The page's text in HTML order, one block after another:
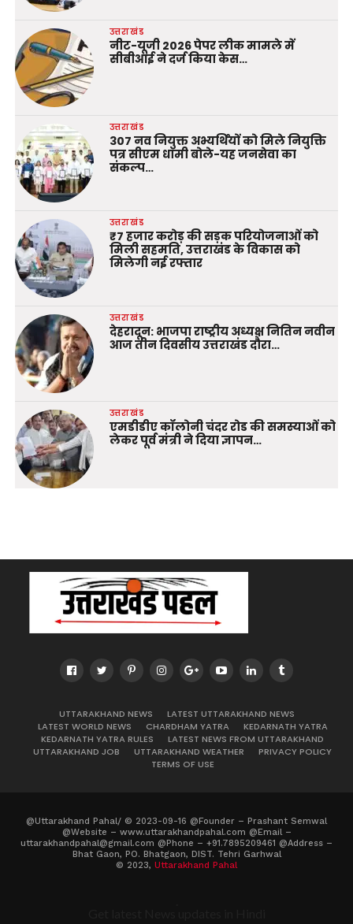
उत्तराखंड
नीट-यूजी 2026 पेपर लीक मामले में
सीबीआई ने दर्ज किया केस…
उत्तराखंड
307 नव नियुक्त अभ्यर्थियों को मिले नियुक्ति
पत्र सीएम धामी बोले-यह जनसेवा का
संकल्प…
उत्तराखंड
₹7 हजार करोड़ की सड़क परियोजनाओं को
मिली सहमति, उत्तराखंड के विकास को
मिलेगी नई रफ्तार
उत्तराखंड
देहरादून: भाजपा राष्ट्रीय अध्यक्ष नितिन नवीन
आज तीन दिवसीय उत्तराखंड दौरा…
उत्तराखंड
एमडीडीए कॉलोनी चंदर रोड की समस्याओं को
लेकर पूर्व मंत्री ने दिया ज्ञापन…
UTTARAKHAND NEWS
LATEST UTTARAKHAND NEWS
LATEST WORLD NEWS
CHARDHAM YATRA
KEDARNATH YATRA
KEDARNATH YATRA RULES
LATEST NEWS FROM UTTARAKHAND
UTTARAKHAND JOB
UTTARAKHAND WEATHER
PRIVACY POLICY
TERMS OF USE
@Uttarakhand Pahal/ © 2023-09-16 @Founder – Prashant Semwal
@Website – www.uttarakhandpahal.com @Email –
uttarakhandpahal@gmail.com @Phone – +91.7895209461 @Address –
Bhat Gaon, PO. Bhatgaon, DIST. Tehri Garhwal
© 2023, Uttarakhand Pahal